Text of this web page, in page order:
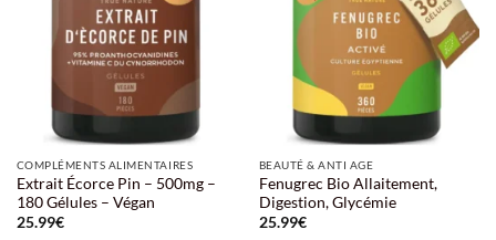
COMPLÉMENTS ALIMENTAIRES
Extrait Écorce Pin – 500mg –
180 Gélules – Végan
25.99€
BEAUTÉ & ANTI AGE
Fenugrec Bio Allaitement,
Digestion, Glycémie
25.99€